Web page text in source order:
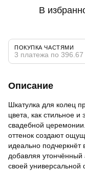
В
ПОКУПКА ЧАСТЯМИ
3 платежа по 396.67
Описание
Шкатулка для колец
цвета, как стильное
свадебной
оттенок создают
идеально
добавляя утончённый
своей